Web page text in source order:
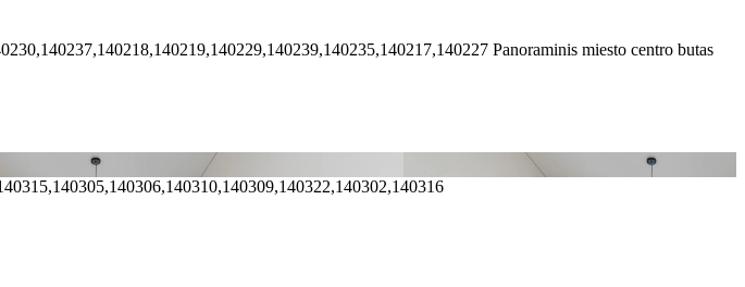
Panoraminis miesto centro butas